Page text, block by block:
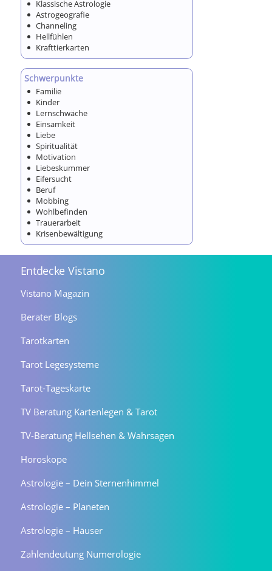
Klassische Astrologie
Astrogeografie
Channeling
Hellfühlen
Krafttierkarten
Schwerpunkte
Familie
Kinder
Lernschwäche
Einsamkeit
Liebe
Spiritualität
Motivation
Liebeskummer
Eifersucht
Beruf
Mobbing
Wohlbefinden
Trauerarbeit
Krisenbewältigung
Entdecke Vistano
Vistano Magazin
Berater Blogs
Tarotkarten
Tarot Legesysteme
Tarot-Tageskarte
TV Beratung Kartenlegen & Tarot
TV-Beratung Hellsehen & Wahrsagen
Horoskope
Astrologie – Dein Sternenhimmel
Astrologie – Planeten
Astrologie – Häuser
Zahlendeutung Numerologie